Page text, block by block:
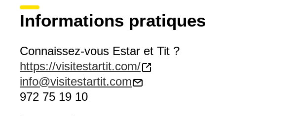
Informations pratiques
Connaissez-vous Estar et Tit ?
https://visitestartit.com/
info@visitestartit.com
972 75 19 10